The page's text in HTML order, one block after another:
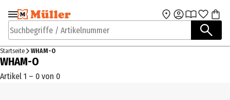
Zur Navigation
springen
Zum Hauptinhalt
Suchbegriffe / Artikelnummer
Startseite WHAM-O
WHAM-O
Artikel 1 – 0 von 0